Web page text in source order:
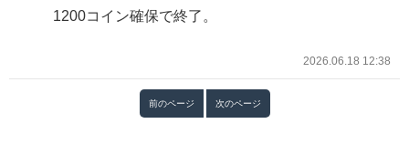
名声ランキング
ウィークリーアウルランキ
高設定スケジュール
ブログ
1200コイン確保で終了。
2026.06.18 12:38
前のページ 次のページ